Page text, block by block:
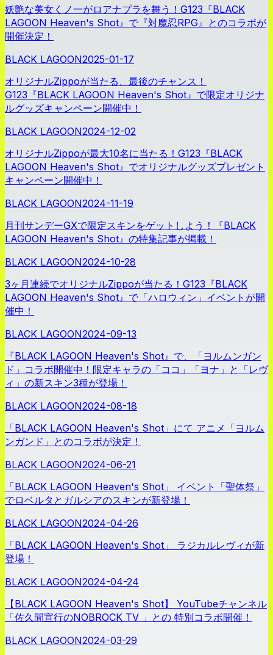
妖艶な美女くノ一がロアナプラを舞う！G123『BLACK
LAGOON Heaven's Shot』で『対魔忍RPG』とのコラボが
開催決定！
BLACK LAGOON2025-01-17
オリジナルZippoが当たる、最後のチャンス！
G123『BLACK LAGOON Heaven's Shot』で限定オリジナ
ルグッズキャンペーン開催中！
BLACK LAGOON2024-12-02
オリジナルZippoが最大10名に当たる！G123『BLACK
LAGOON Heaven's Shot』でオリジナルグッズプレゼント
キャンペーン開催中！
BLACK LAGOON2024-11-19
月刊サンデーGXで限定スキンをゲットしよう！『BLACK
LAGOON Heaven's Shot』の特集記事が掲載！
BLACK LAGOON2024-10-28
3ヶ月連続でオリジナルZippoが当たる！G123『BLACK
LAGOON Heaven's Shot』で「ハロウィン」イベントが開
催中！
BLACK LAGOON2024-09-13
『BLACK LAGOON Heaven's Shot』で、「ヨルムンガン
ド」コラボ開催中！限定キャラの「ココ」「ヨナ」と「レヴ
ィ」の新スキン3種が登場！
BLACK LAGOON2024-08-18
「BLACK LAGOON Heaven's Shot」にて アニメ「ヨルム
ンガンド」とのコラボが決定！
BLACK LAGOON2024-06-21
「BLACK LAGOON Heaven's Shot」 イベント「聖体祭」
でロベルタとガルシアのスキンが新登場！
BLACK LAGOON2024-04-26
「BLACK LAGOON Heaven's Shot」 ラジカルレヴィが新
登場！
BLACK LAGOON2024-04-24
【BLACK LAGOON Heaven's Shot】 YouTubeチャンネル
「佐久間宣行のNOBROCK TV 」との 特別コラボ開催！
BLACK LAGOON2024-03-29